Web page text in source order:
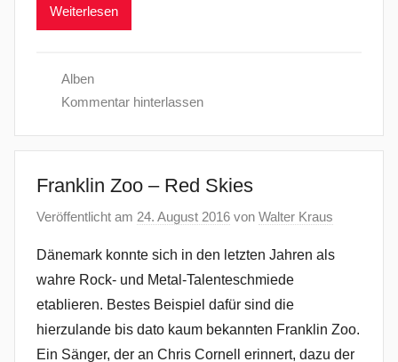
Weiterlesen
Alben
Kommentar hinterlassen
Franklin Zoo – Red Skies
Veröffentlicht am 24. August 2016 von Walter Kraus
Dänemark konnte sich in den letzten Jahren als
wahre Rock- und Metal-Talenteschmiede
etablieren. Bestes Beispiel dafür sind die
hierzulande bis dato kaum bekannten Franklin Zoo.
Ein Sänger, der an Chris Cornell erinnert, dazu der